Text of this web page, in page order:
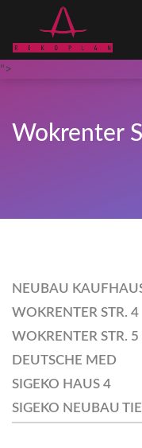
STARTSEITE
LEISTUNGSPROFIL
LOGIN
">
Wokrenter
NEUBAU
WOKRENTER STR. 4
WOKRENTER STR.
DEUTSCHE MED
SIGEKO HAUS 4
SIGEKO NEUBAU